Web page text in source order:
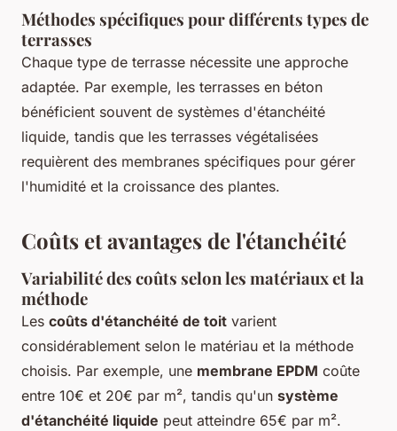
Méthodes spécifiques pour différents types de
terrasses
Chaque type de terrasse nécessite une approche
adaptée. Par exemple, les terrasses en béton
bénéficient souvent de systèmes d'étanchéité
liquide, tandis que les terrasses végétalisées
requièrent des membranes spécifiques pour gérer
l'humidité et la croissance des plantes.
Coûts et avantages de l'étanchéité
Variabilité des coûts selon les matériaux et la
méthode
Les coûts d'étanchéité de toit varient
considérablement selon le matériau et la méthode
choisis. Par exemple, une membrane EPDM coûte
entre 10€ et 20€ par m², tandis qu'un système
d'étanchéité liquide peut atteindre 65€ par m².